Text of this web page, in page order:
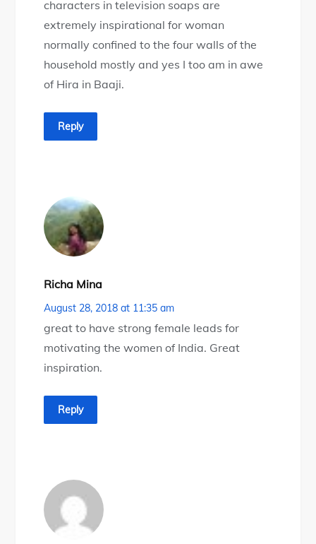
characters in television soaps are
extremely inspirational for woman
normally confined to the four walls of the
household mostly and yes I too am in awe
of Hira in Baaji.
Reply
Richa Mina
August 28, 2018 at 11:35 am
great to have strong female leads for
motivating the women of India. Great
inspiration.
Reply